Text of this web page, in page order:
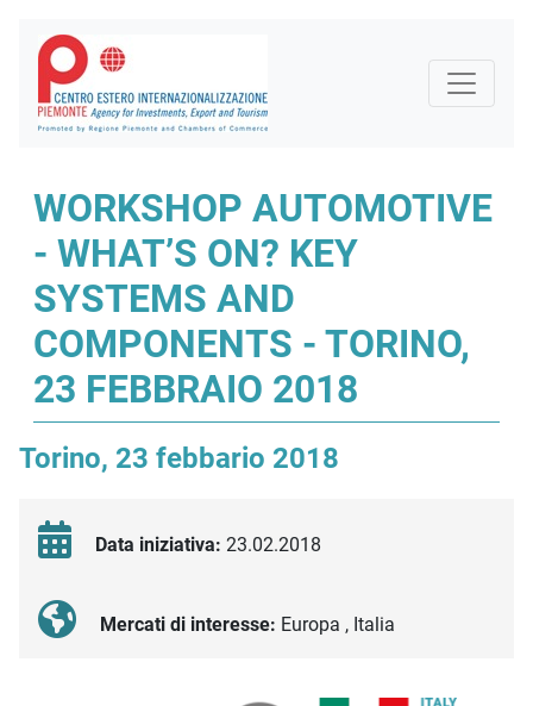
WORKSHOP AUTOMOTIVE
- WHAT’S ON? KEY
SYSTEMS AND
COMPONENTS - TORINO,
23 FEBBRAIO 2018
Torino, 23 febbario 2018
Data iniziativa: 23.02.2018
Mercati di interesse: Europa , Italia